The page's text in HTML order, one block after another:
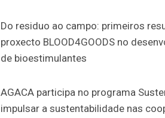
Do residuo ao campo: primeiros
proxecto BLOOD4GOODS no
de bioestimulantes
AGACA participa no programa
impulsar a sustentabilidade nas